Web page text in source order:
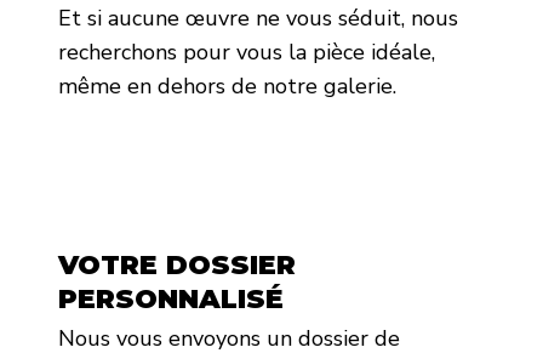
Et si aucune œuvre ne vous séduit, nous
recherchons pour vous la pièce idéale,
même en dehors de notre galerie.
VOTRE DOSSIER
PERSONNALISÉ
Nous vous envoyons un dossier de